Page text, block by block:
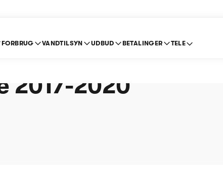
FORBRUG VANDTILSYN UDBUD BETALINGER TELE
2017-2020